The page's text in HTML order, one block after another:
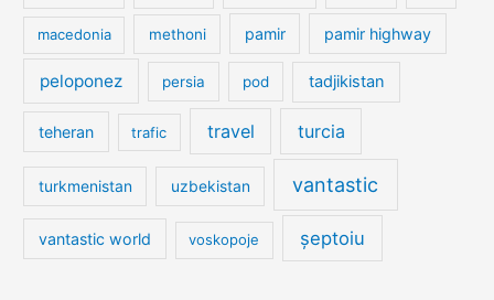
macedonia methoni pamir pamir highway
peloponez persia pod tadjikistan
teheran trafic travel turcia
turkmenistan uzbekistan vantastic
vantastic world voskopoje șeptoiu